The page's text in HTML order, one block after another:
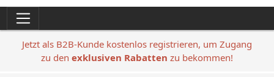
Jetzt als B2B-Kunde kostenlos registrieren, um Zugang
zu den exklusiven Rabatten zu bekommen!